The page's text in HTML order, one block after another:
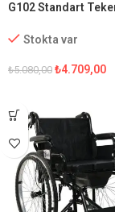
G102 Standart
Stokta var
₺5.080,00 ₺4.709,00